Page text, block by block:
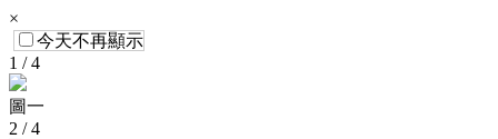
×
今天不再顯示
1 / 4
圖一
2 / 4